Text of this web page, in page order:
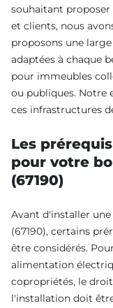
souhaitant proposer
et clients, nous
proposons une
adaptées à chaque
pour immeubles
ou publiques. Notre
ces infrastructures
Les
pour votre
(67190)
Avant d'installer
(67190), certains
être considérés.
alimentation
copropriétés, le
l'installation doit